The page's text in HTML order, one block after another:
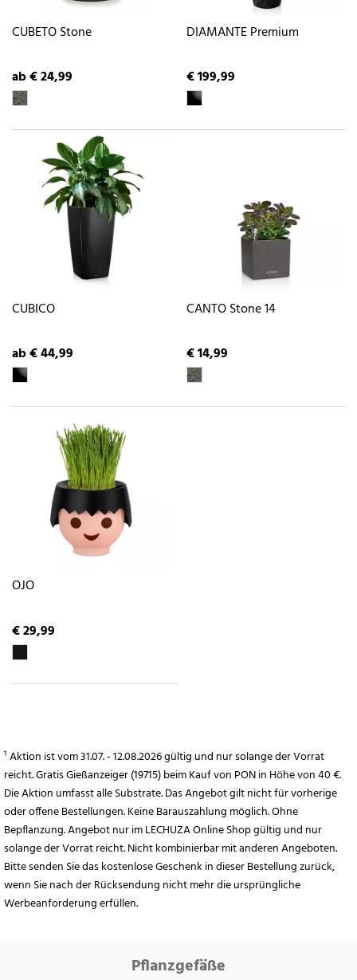
CUBETO Stone
ab € 24,99
DIAMANTE Premium
€ 199,99
CUBICO
ab € 44,99
CANTO Stone 14
€ 14,99
OJO
€ 29,99
¹ Aktion ist vom 31.07. - 12.08.2026 gültig und nur solange der Vorrat
reicht. Gratis Gießanzeiger (19715) beim Kauf von PON in Höhe von 40 €.
Die Aktion umfasst alle Substrate. Das Angebot gilt nicht für vorherige
oder offene Bestellungen. Keine Barauszahlung möglich. Ohne
Bepflanzung. Angebot nur im LECHUZA Online Shop gültig und nur
solange der Vorrat reicht. Nicht kombinierbar mit anderen Angeboten.
Bitte senden Sie das kostenlose Geschenk in dieser Bestellung zurück,
wenn Sie nach der Rücksendung nicht mehr die ursprüngliche
Werbeanforderung erfüllen.
Pflanzgefäße